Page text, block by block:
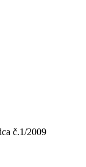
č.1/2009